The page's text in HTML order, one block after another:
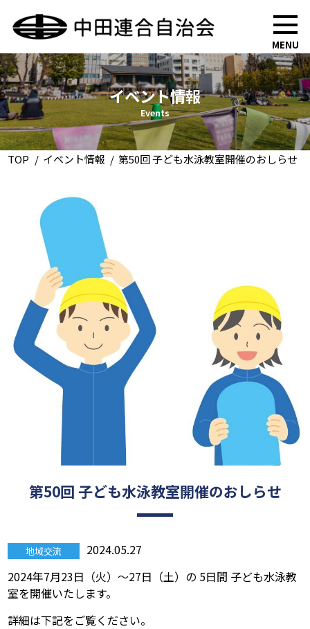
MENU
イベント情報
Events
TOP イベント情報 第50回 子ども水泳教室開催のおしらせ
第50回 子ども水泳教室開催のおしらせ
地域交流
2024.05.27
2024年7月23日（火）～27日（土）の 5日間 子ども水泳教
室を開催いたします。
詳細は下記をご覧ください。